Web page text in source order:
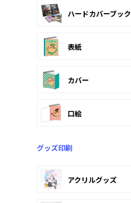
ハードカバーブック
表紙
カバー
口絵
グッズ印刷
アクリルグッズ